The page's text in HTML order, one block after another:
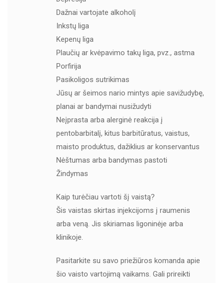
Dažnai vartojate alkoholį
Inkstų liga
Kepenų liga
Plaučių ar kvėpavimo takų liga, pvz., astma
Porfirija
Pasikoligos sutrikimas
Jūsų ar šeimos nario mintys apie savižudybę,
planai ar bandymai nusižudyti
Neįprasta arba alerginė reakcija į
pentobarbitalį, kitus barbitūratus, vaistus,
maisto produktus, dažiklius ar konservantus
Nėštumas arba bandymas pastoti
Žindymas
Kaip turėčiau vartoti šį vaistą?
Šis vaistas skirtas injekcijoms į raumenis
arba veną. Jis skiriamas ligoninėje arba
klinikoje.
Pasitarkite su savo priežiūros komanda apie
šio vaisto vartojimą vaikams. Gali prireikti